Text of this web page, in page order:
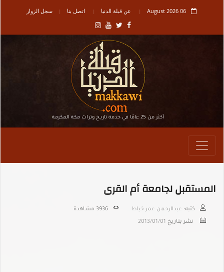
06 August 2026 عن قبلة الدنيا اتصل بنا سجل الزوار
أكثر من 25 عامًا في خدمة تاريـخ وتراث مكة المكرمة
المستقبل لجامعة أم القرى
كتبه: عبدالرحمن عمر خياط 3936 مشاهدة
نشر بتاريخ 2013/01/01